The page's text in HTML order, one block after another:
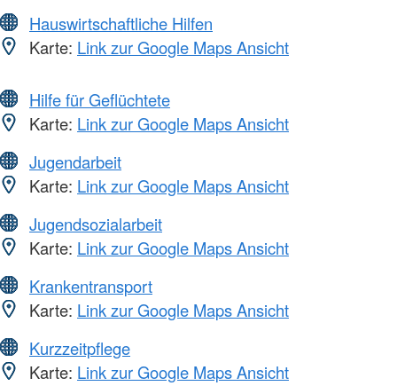
Hauswirtschaftliche Hilfen
Karte: Link zur Google Maps Ansicht
Hilfe für Geflüchtete
Karte: Link zur Google Maps Ansicht
Jugendarbeit
Karte: Link zur Google Maps Ansicht
Jugendsozialarbeit
Karte: Link zur Google Maps Ansicht
Krankentransport
Karte: Link zur Google Maps Ansicht
Kurzzeitpflege
Karte: Link zur Google Maps Ansicht